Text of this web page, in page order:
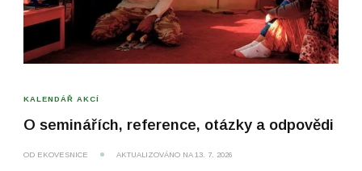
KALENDÁŘ AKCÍ
O seminářích, reference, otázky a odpovědi
OD EKOVESNICE AKTUALIZOVÁNO NA 13. 7. 2026